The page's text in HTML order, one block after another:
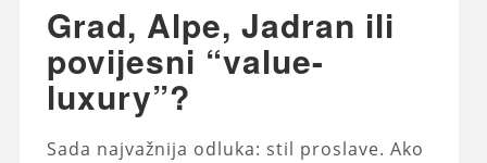
Grad, Alpe, Jadran ili
povijesni “value-
luxury”?
Sada najvažnija odluka: stil proslave. Ako